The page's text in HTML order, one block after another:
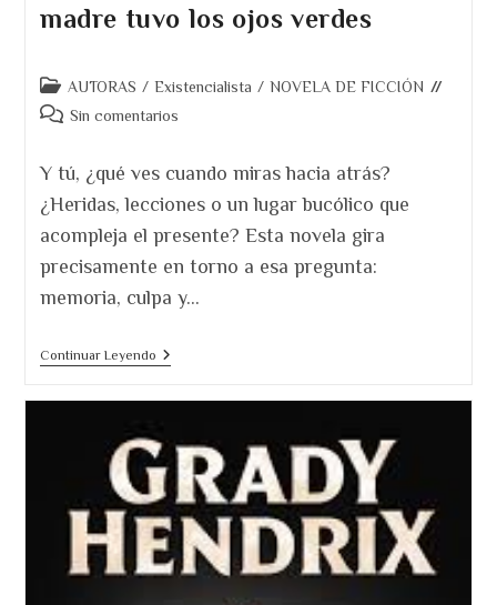
madre tuvo los ojos verdes
Categoría
de
AUTORAS / Existencialista / NOVELA DE FICCIÓN
Comentarios
entrada:
Sin comentarios
Y tú, ¿qué ves cuando miras hacia atrás?
¿Heridas, lecciones o un lugar bucólico que
acompleja el presente? Esta novela gira
precisamente en torno a esa pregunta:
memoria, culpa y…
Continuar LeyendoPor
En
Que
Mi
Madre
Tuvo
Los
Ojos
Verdes